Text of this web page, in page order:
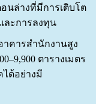
นล่างที่มีการเติบโต
ละการลงทุน
คารสำนักงานสูง
ตารางเมตร
ด้อย่างมี